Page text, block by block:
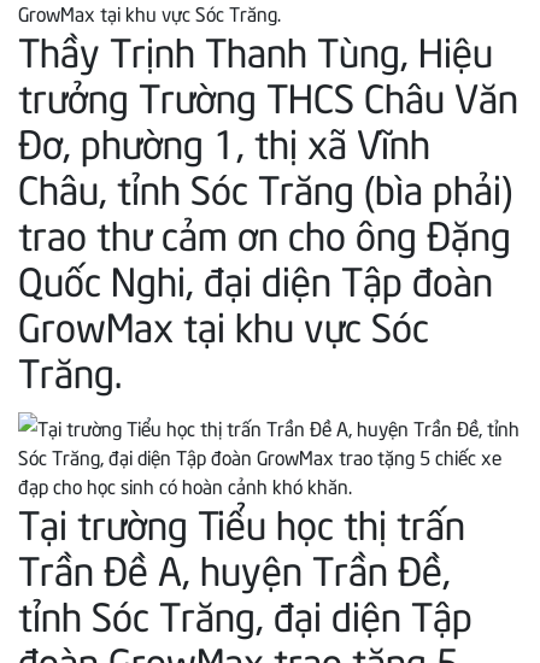
Thầy Trịnh Thanh Tùng, Hiệu
trưởng Trường THCS Châu Văn
Đơ, phường 1, thị xã Vĩnh
Châu, tỉnh Sóc Trăng (bìa phải)
trao thư cảm ơn cho ông Đặng
Quốc Nghi, đại diện Tập đoàn
GrowMax tại khu vực Sóc
Trăng.
Tại trường Tiểu học thị trấn
Trần Đề A, huyện Trần Đề,
tỉnh Sóc Trăng, đại diện Tập